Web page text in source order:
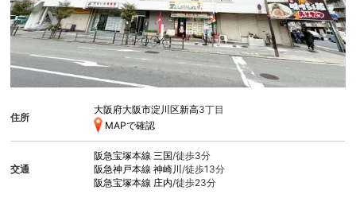
住所
大阪府大阪市淀川区新高3丁目
MAPで確認
交通
阪急宝塚本線 三国/徒歩3分
阪急神戸本線神崎川/徒歩13分
阪急宝塚本線 庄内/徒歩23分